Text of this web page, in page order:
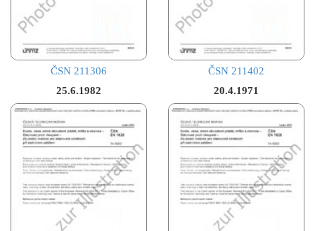
ČSN 211306
25.6.1982
ČSN 211402
20.4.1971